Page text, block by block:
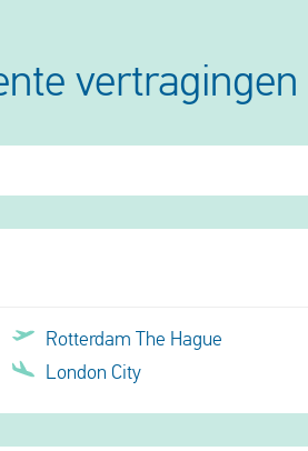
vertragingen
Rotterdam The Hague
London City